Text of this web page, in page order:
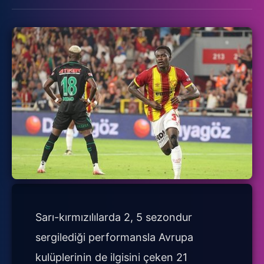
Sarı-kırmızılılarda 2, 5 sezondur
sergilediği performansla Avrupa
kulüplerinin de ilgisini çeken 21